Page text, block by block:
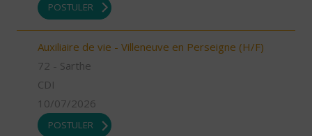
POSTULER
Auxiliaire de vie - Villeneuve en Perseigne (H/F)
72 - Sarthe
CDI
10/07/2026
POSTULER